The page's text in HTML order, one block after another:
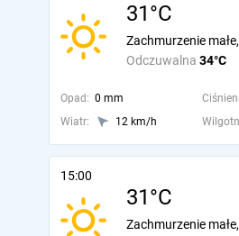
31°C
Odczuwalna 34°C
Zachmurzenie
Opad: 0 mm
Wiatr:
12 km/h
15:00
31°C
Zachmurzenie